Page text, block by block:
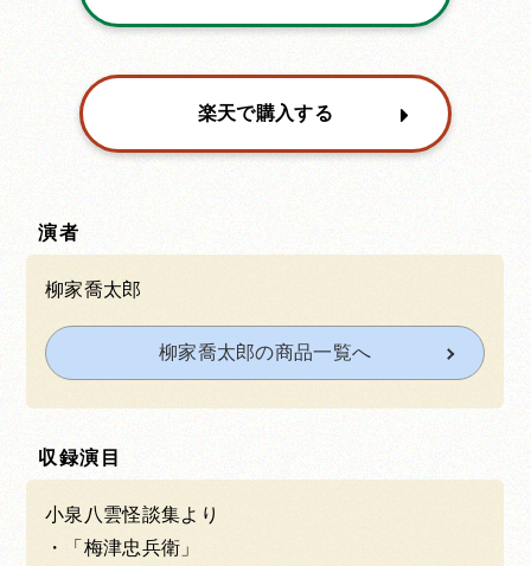
楽天で購入する
演者
柳家喬太郎
柳家喬太郎の商品一覧へ
収録演目
小泉八雲怪談集より
「梅津忠兵衛」